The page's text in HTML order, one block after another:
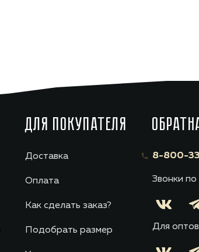
ДЛЯ ПОКУПАТЕЛЯ
Доставка
Оплата
Как сделать заказ?
Подобрать размер
8-800-
Звонки
Для